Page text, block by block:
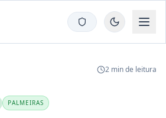
2 min de leitura
PALMEIRAS